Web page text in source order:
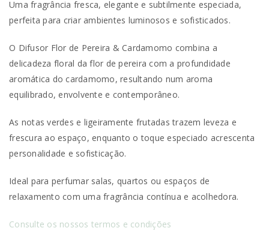
Uma fragrância fresca, elegante e subtilmente especiada,
perfeita para criar ambientes luminosos e sofisticados.
O Difusor Flor de Pereira & Cardamomo combina a
delicadeza floral da flor de pereira com a profundidade
aromática do cardamomo, resultando num aroma
equilibrado, envolvente e contemporâneo.
As notas verdes e ligeiramente frutadas trazem leveza e
frescura ao espaço, enquanto o toque especiado acrescenta
personalidade e sofisticação.
Ideal para perfumar salas, quartos ou espaços de
relaxamento com uma fragrância contínua e acolhedora.
Consulte os nossos termos e condições